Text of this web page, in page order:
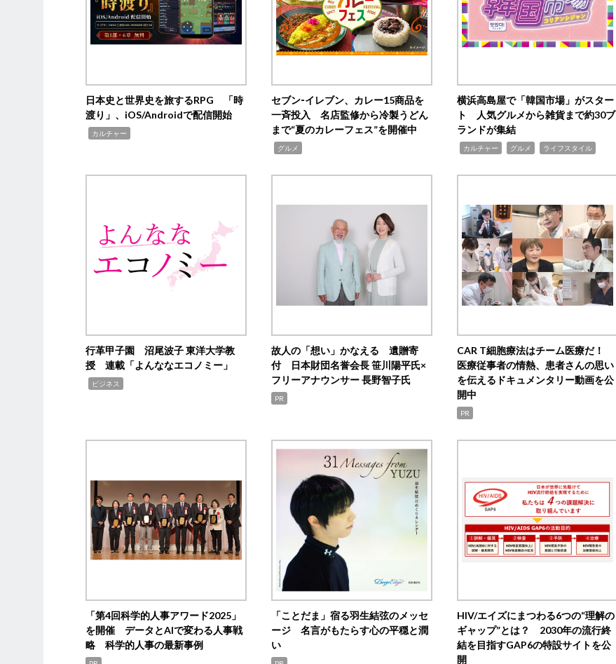
日本史と世界史を旅するRPG 「時
渡り」、iOS/Androidで配信開始
カルチャー
セブン‐イレブン、カレー15商品を
一斉投入 名店監修から冷製うどん
まで“夏のカレーフェス”を開催中
グルメ
横浜高島屋で「韓国市場」がスター
ト 人気グルメから雑貨まで約30ブ
ランドが集結
カルチャー グルメ ライフスタイル
行革甲子園 沼尾波子 東洋大学教
授 連載「よんななエコノミー」
ビジネス
故人の「想い」かなえる 遺贈寄
付 日本財団名誉会長 笹川陽平氏×
フリーアナウンサー 長野智子氏
PR
CAR T細胞療法はチーム医療だ！
医療従事者の情熱、患者さんの思い
を伝えるドキュメンタリー動画を公
開中
PR
「第4回科学的人事アワード2025」
を開催 データとAIで変わる人事戦
略 科学的人事の最新事例
「ことだま」宿る羽生結弦のメッセ
ージ 名言がもたらす心の平穏と潤
い
HIV/エイズにまつわる6つの“理解の
ギャップ”とは？ 2030年の流行終
結を目指すGAP6の特設サイトを公
開